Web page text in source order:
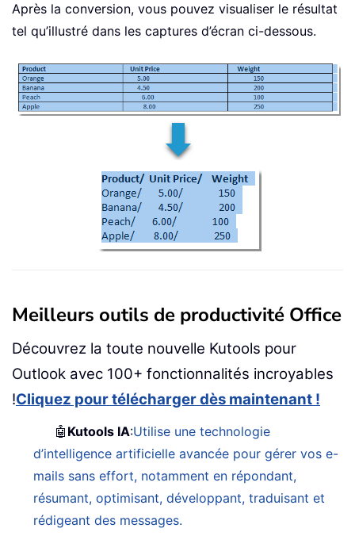
Après la conversion, vous pouvez visualiser le résultat
tel qu’illustré dans les captures d’écran ci-dessous.
Meilleurs outils de productivité Office
Découvrez la toute nouvelle Kutools pour
Outlook avec 100+ fonctionnalités incroyables
!Cliquez pour télécharger dès maintenant !
🤖 Kutools IA:Utilise une technologie
d’intelligence artificielle avancée pour gérer vos e-
mails sans effort, notamment en répondant,
résumant, optimisant, développant, traduisant et
rédigeant des messages.